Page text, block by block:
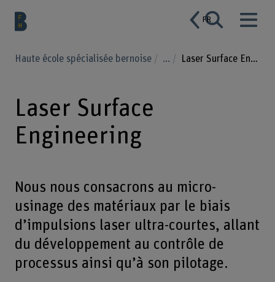
FR
Haute école spécialisée bernoise ... Laser Surface Engineering
Laser Surface
Engineering
Nous nous consacrons au micro-
usinage des matériaux par le biais
d’impulsions laser ultra-courtes, allant
du développement au contrôle de
processus ainsi qu’à son pilotage.